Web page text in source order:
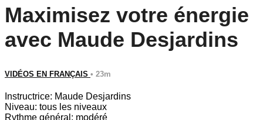
Maximisez votre énergie
avec Maude Desjardins
VIDÉOS EN FRANÇAIS • 23m
Instructrice: Maude Desjardins
Niveau: tous les niveaux
Rythme général: modéré